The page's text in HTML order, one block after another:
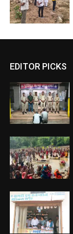
EDITOR PICKS